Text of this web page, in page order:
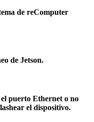
de reComputer
de Jetson.
puerto Ethernet o no
el dispositivo.